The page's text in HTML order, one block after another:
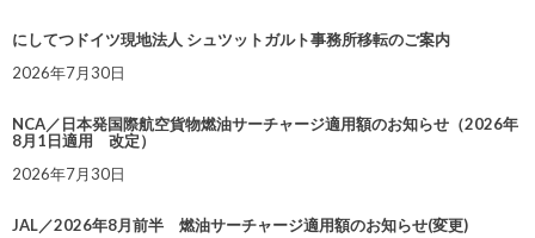
にしてつドイツ現地法人 シュツットガルト事務所移転のご案内
2026年7月30日
NCA／日本発国際航空貨物燃油サーチャージ適用額のお知らせ（2026年
8月1日適用 改定）
2026年7月30日
JAL／2026年8月前半 燃油サーチャージ適用額のお知らせ(変更)